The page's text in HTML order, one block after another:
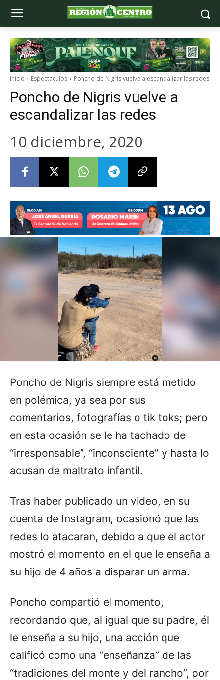
Inicio Espectáculos Poncho de Nigris vuelve a escandalizar las redes
Poncho de Nigris vuelve a
escandalizar las redes
10 diciembre, 2020
Poncho de Nigris siempre está metido
en polémica, ya sea por sus
comentarios, fotografías o tik toks; pero
en esta ocasión se le ha tachado de
“irresponsable”, “inconsciente” y hasta lo
acusan de maltrato infantil.
Tras haber publicado un video, en su
cuenta de Instagram, ocasionó que las
redes lo atacaran, debido a que el actor
mostró el momento en el que le enseña a
su hijo de 4 años a disparar un arma.
Poncho compartió el momento,
recordando que, al igual que su padre, él
le enseña a su hijo, una acción que
calificó como una “enseñanza” de las
“tradiciones del monte y del rancho”, por